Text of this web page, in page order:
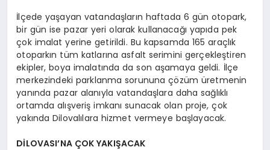
İlçede yaşayan vatandaşların haftada 6 gün otopark,
bir gün ise pazar yeri olarak kullanacağı yapıda pek
çok imalat yerine getirildi. Bu kapsamda 165 araçlık
otoparkın tüm katlarına asfalt serimini gerçekleştiren
ekipler, boya imalatında da son aşamaya geldi. İlçe
merkezindeki parklanma sorununa çözüm üretmenin
yanında pazar alanıyla vatandaşlara daha sağlıklı
ortamda alışveriş imkanı sunacak olan proje, çok
yakında Dilovalılara hizmet vermeye başlayacak.
DİLOVASI’NA ÇOK YAKIŞACAK